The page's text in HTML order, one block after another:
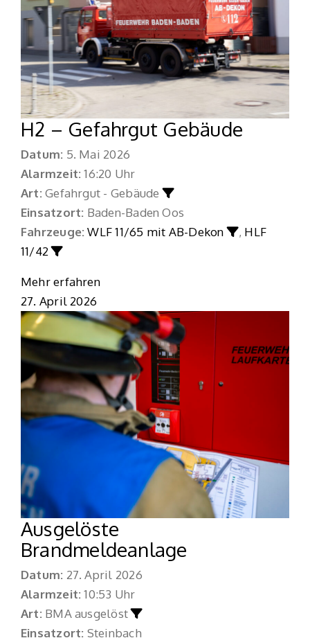
H2 – Gefahrgut Gebäude
Datum: 5. Mai 2026
Alarmzeit:16:20 Uhr
Art:Gefahrgut - Gebäude
Einsatzort: Baden-Baden Oos
Fahrzeuge: WLF 11/65 mit AB-Dekon , HLF
11/42
Mehr erfahren
27. April 2026
Ausgelöste
Brandmeldeanlage
Datum: 27. April 2026
Alarmzeit:10:53 Uhr
Art:BMA ausgelöst
Einsatzort: Steinbach